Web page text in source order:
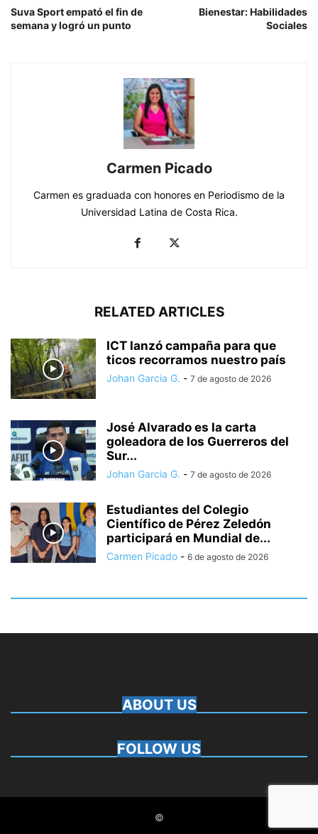
Suva Sport empató el fin de
semana y logró un punto
Bienestar: Habilidades
Sociales
Carmen Picado
Carmen es graduada con honores en Periodismo de la
Universidad Latina de Costa Rica.
RELATED ARTICLES
ICT lanzó campaña para que
ticos recorramos nuestro país
Johan Garcia G. - 7 de agosto de 2026
José Alvarado es la carta
goleadora de los Guerreros del
Sur...
Johan Garcia G. - 7 de agosto de 2026
Estudiantes del Colegio
Científico de Pérez Zeledón
participará en Mundial de...
Carmen Picado - 6 de agosto de 2026
ABOUT US
FOLLOW US
©